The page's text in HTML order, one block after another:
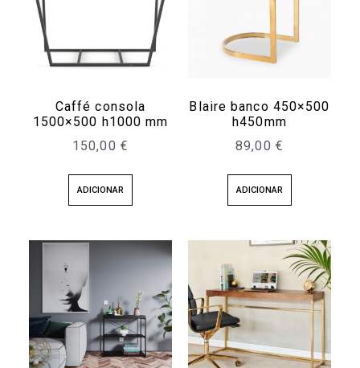
Caffé consola
1500×500 h1000 mm
150,00 €
ADICIONAR
Blaire banco 450×500
h450mm
89,00 €
ADICIONAR